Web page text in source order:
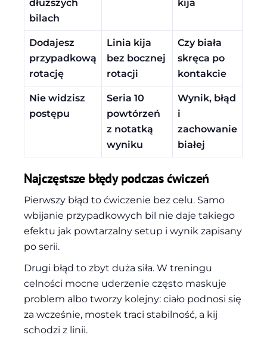
dłuższych
bilach
kija
Dodajesz
przypadkową
rotację
Linia kija
bez bocznej
rotacji
Czy biała
skręca po
kontakcie
Nie widzisz
postępu
Seria 10
powtórzeń
z notatką
wyniku
Wynik, błąd
i
zachowanie
białej
Najczęstsze błędy podczas ćwiczeń
Pierwszy błąd to ćwiczenie bez celu. Samo
wbijanie przypadkowych bil nie daje takiego
efektu jak powtarzalny setup i wynik zapisany
po serii.
Drugi błąd to zbyt duża siła. W treningu
celności mocne uderzenie często maskuje
problem albo tworzy kolejny: ciało podnosi się
za wcześnie, mostek traci stabilność, a kij
schodzi z linii.